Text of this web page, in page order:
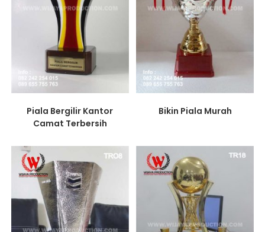
Piala Bergilir Kantor
Camat Terbersih
Bikin Piala Murah